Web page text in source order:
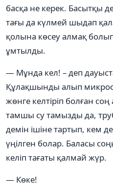
басқа не керек. Басытқы
тағы да күлмей шыдап
қолына көсеу алмақ
ұмтылды.
— Мұнда кел! – деп
Құлақшынды алып
жөнге келтіріп болған
тамшы су тамызды да,
демін ішіне тартып, кем
үңілген болар. Баласы
келіп тағаты қалмай жүр.
— Көке!